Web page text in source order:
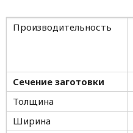
Производительность
Сечение заготовки
Толщина
Ширина